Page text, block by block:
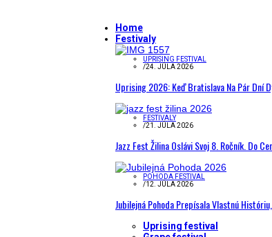
Home
Festivaly
UPRISING FESTIVAL
/24. JÚLA 2026
Uprising 2026: Keď Bratislava Na Pár Dní
FESTIVALY
/21. JÚLA 2026
Jazz Fest Žilina Oslávi Svoj 8. Ročník. Do
POHODA FESTIVAL
/12. JÚLA 2026
Jubilejná Pohoda Prepísala Vlastnú
Uprising festival